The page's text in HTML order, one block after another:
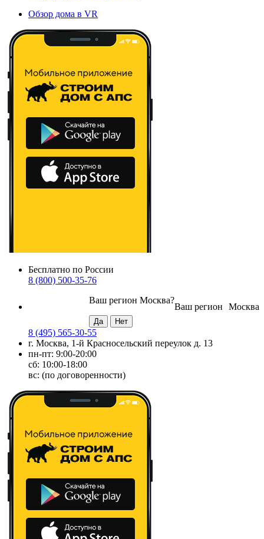
Обзор дома в VR
Бесплатно по России
8 (800) 500-35-76
Москва
Ваш регион
Ваш регион Москва?
8 (495) 565-30-55
г. Москва, 1-й Красносельский переулок д. 13
пн-пт: 9:00-20:00
сб: 10:00-18:00
вс: (по договоренности)